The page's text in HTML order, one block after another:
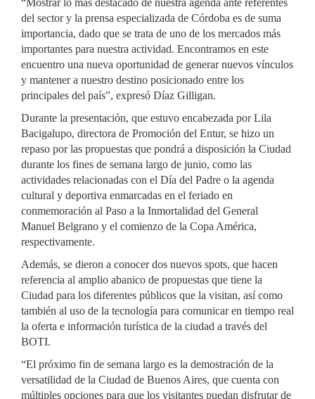
“Mostrar lo más destacado de nuestra agenda ante referentes
del sector y la prensa especializada de Córdoba es de suma
importancia, dado que se trata de uno de los mercados más
importantes para nuestra actividad. Encontramos en este
encuentro una nueva oportunidad de generar nuevos vínculos
y mantener a nuestro destino posicionado entre los
principales del país”, expresó Díaz Gilligan.
Durante la presentación, que estuvo encabezada por Lila
Bacigalupo, directora de Promoción del Entur, se hizo un
repaso por las propuestas que pondrá a disposición la Ciudad
durante los fines de semana largo de junio, como las
actividades relacionadas con el Día del Padre o la agenda
cultural y deportiva enmarcadas en el feriado en
conmemoración al Paso a la Inmortalidad del General
Manuel Belgrano y el comienzo de la Copa América,
respectivamente.
Además, se dieron a conocer dos nuevos spots, que hacen
referencia al amplio abanico de propuestas que tiene la
Ciudad para los diferentes públicos que la visitan, así como
también al uso de la tecnología para comunicar en tiempo real
la oferta e información turística de la ciudad a través del
BOTI.
“El próximo fin de semana largo es la demostración de la
versatilidad de la Ciudad de Buenos Aires, que cuenta con
múltiples opciones para que los visitantes puedan disfrutar de